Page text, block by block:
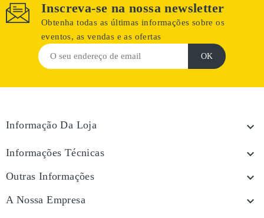
Inscreva-se na nossa newsletter
Obtenha todas as últimas informações sobre os
eventos, as vendas e as ofertas
Informação Da Loja 
Informações Técnicas 
Outras Informações 
A Nossa Empresa 